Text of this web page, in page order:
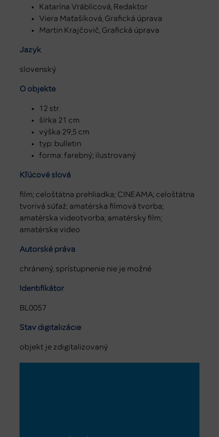
Katarína Vráblicová, Redaktor
Viera Maťašíková, Grafická úprava
Martin Krajčovič, Grafická úprava
Jazyk
slovenský
O objekte
12 str.
šírka 21 cm
výška 29,5 cm
typ: bulletin
forma: farebný; ilustrovaný
Kľúčové slová
film; celoštátna prehliadka; CINEAMA; celoštátna
tvorivá súťaž; amatérska filmová tvorba;
amatérska videotvorba; amatérsky film;
amatérske video
Autorské práva
chránený, sprístupnenie nie je možné
Identifikátor
BL0057
Stav digitalizácie
objekt je zdigitalizovaný